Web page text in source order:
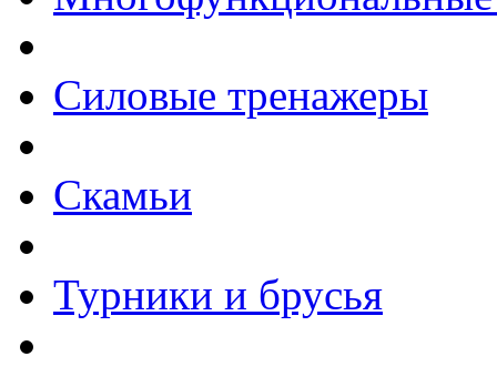
Силовые тренажеры
Скамьи
Турники и брусья